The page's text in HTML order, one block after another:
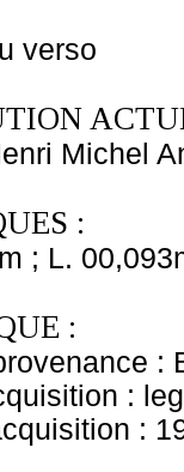
verso
Michel
:
; L.
:
:
:
: